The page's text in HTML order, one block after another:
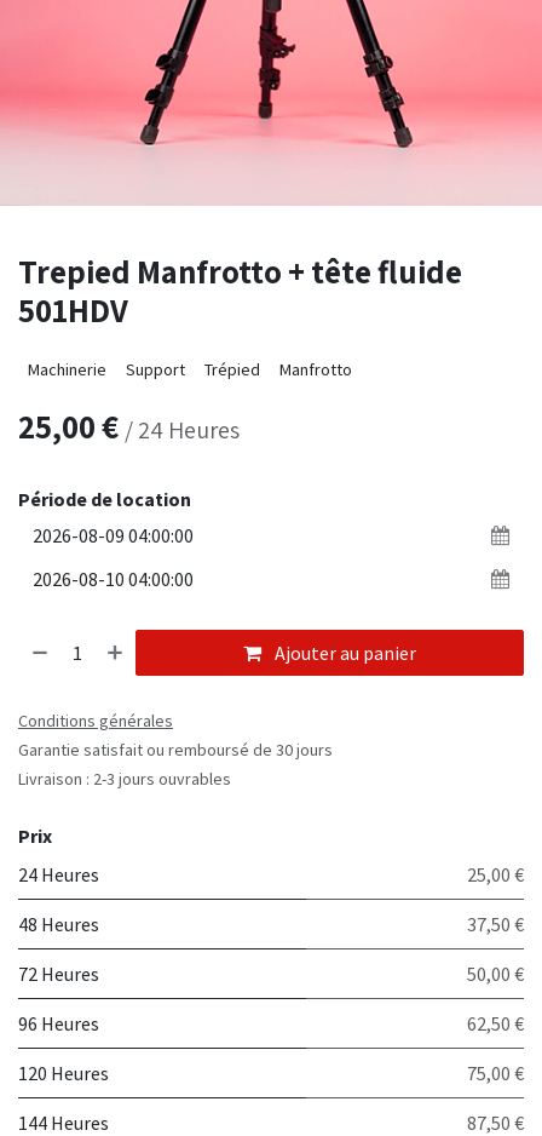
Trepied Manfrotto + tête fluide
501HDV
Machinerie Support Trépied Manfrotto
25,00€ /24 Heures
Période de location
Ajouter au panier
Conditions générales
Garantie satisfait ou remboursé de 30 jours
Livraison : 2-3 jours ouvrables
Prix
24 Heures
25,00 €
48 Heures 37,50 €
72 Heures 50,00 €
96 Heures 62,50 €
120 Heures 75,00 €
144 Heures 87,50 €